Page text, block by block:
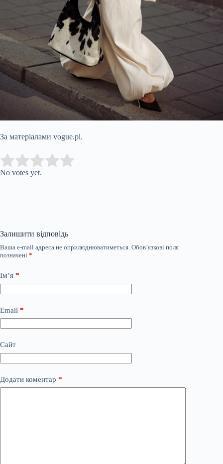
За матеріалами vogue.pl.
Rate this item:
No votes yet.
Залишити відповідь
Ваша e-mail адреса не оприлюднюватиметься. Обов’язкові поля
позначені *
Ім’я *
Email *
Сайт
Додати коментар *